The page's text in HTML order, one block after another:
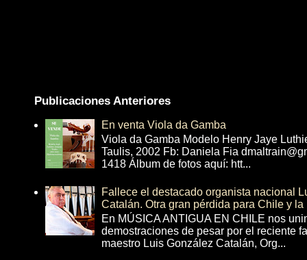
Publicaciones Anteriores
En venta Viola da Gamba
Viola da Gamba Modelo Henry Jaye
Taulis, 2002 Fb: Daniela Fia
1418 Álbum de fotos aquí: htt...
Fallece el destacado organista nacional
Catalán. Otra gran pérdida para Chile y la
En MÚSICA ANTIGUA EN CHILE nos
demostraciones de pesar por el reciente
maestro Luis González Catalán, Org...